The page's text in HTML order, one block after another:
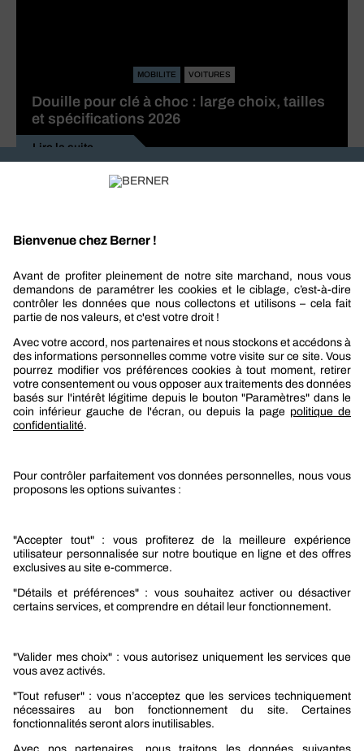
MOBILITE VOITURES
Douille pour clé à choc : large choix, tailles
et spécifications 2026
Lire la suite
Berner
Boutique Berner
Boutique Berner Industry Services
Le groupe Berner
Nos produits
Sélection produits automobile
Sélection produits bâtiment
Promotions
Nouveautés mobilité
Nouveautés construction
CARRIÈRES